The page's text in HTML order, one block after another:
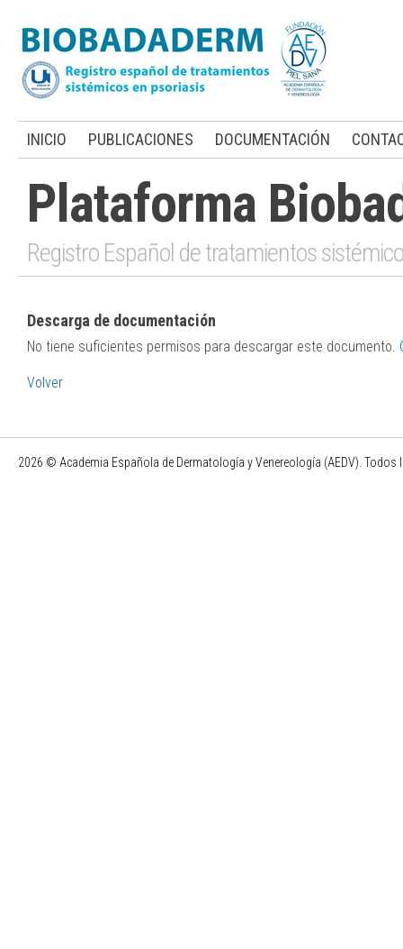
INICIO PUBLICACIONES DOCUMENTACIÓN
Plataforma
Registro Español de tratamientos
Descarga de documentación
No tiene suficientes permisos para descargar este documento.
Volver
2026 © Academia Española de Dermatología y Venereología (AEDV). Todos